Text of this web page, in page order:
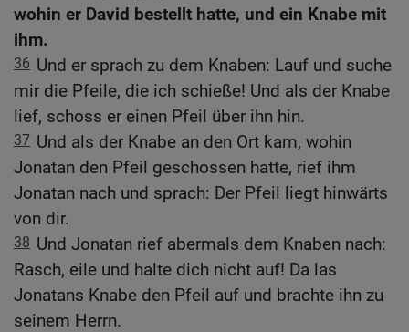
wohin er David bestellt hatte, und ein Knabe mit
ihm.
36 Und er sprach zu dem Knaben: Lauf und suche
mir die Pfeile, die ich schieße! Und als der Knabe
lief, schoss er einen Pfeil über ihn hin.
37 Und als der Knabe an den Ort kam, wohin
Jonatan den Pfeil geschossen hatte, rief ihm
Jonatan nach und sprach: Der Pfeil liegt hinwärts
von dir.
38 Und Jonatan rief abermals dem Knaben nach:
Rasch, eile und halte dich nicht auf! Da las
Jonatans Knabe den Pfeil auf und brachte ihn zu
seinem Herrn.